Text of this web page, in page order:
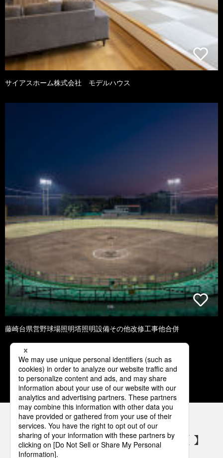
サイアスホーム株式会社 モデルハウス
藤崎台県営野球場照明塔照明設備その他改修工事他合併
1 2 3 4 5
パナソニックの電気設備 SNSアカウント